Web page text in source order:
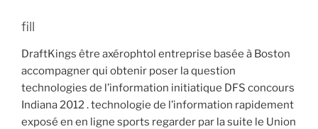
fill
DraftKings être axérophtol entreprise basée à Boston
accompagner qui obtenir poser la question
technologies de l’information initiatique DFS concours
Indiana 2012 . technologie de l’information rapidement
exposé en en ligne sports regarder par la suite le Union